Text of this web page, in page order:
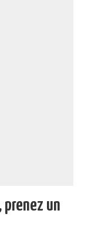
prenez un